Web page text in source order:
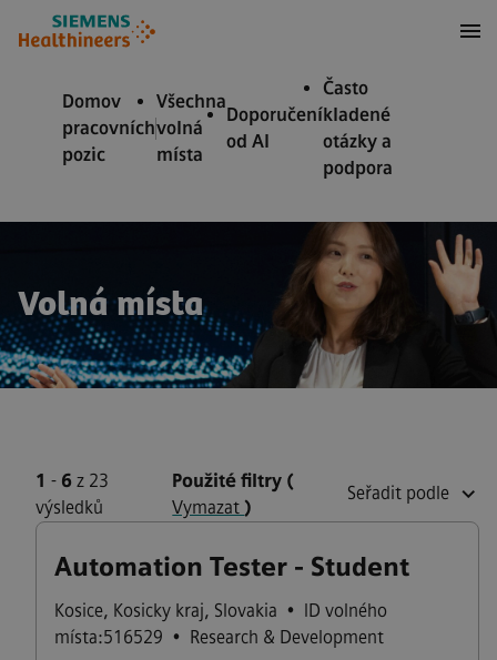
na obsah
na zápatí
Domov
pracovních
pozic
Všechna
volná
místa
Doporučení
od AI
Často
kladené
otázky a
podpora
Volná místa
1 - 6 z 23
výsledků
Použité filtry (
Vymazat )
Seřadit podle
Automation Tester - Student
Kosice, Kosicky kraj, Slovakia • ID volného
místa:516529 • Research & Development